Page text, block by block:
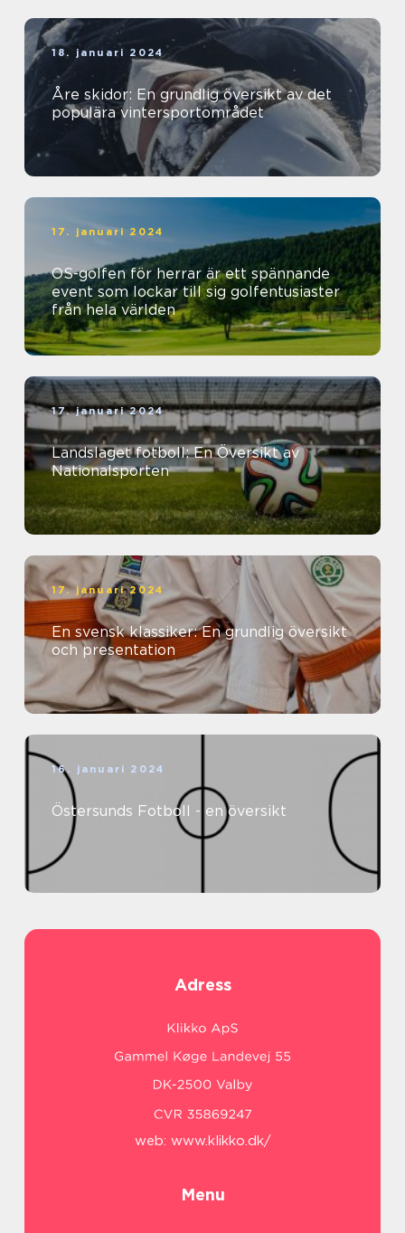
18. januari 2024
Åre skidor: En grundlig översikt av det
populära vintersportområdet
17. januari 2024
OS-golfen för herrar är ett spännande
event som lockar till sig golfentusiaster
från hela världen
17. januari 2024
Landslaget fotboll: En Översikt av
Nationalsporten
17. januari 2024
En svensk klassiker: En grundlig översikt
och presentation
16. januari 2024
Östersunds Fotboll - en översikt
Adress
web: www.klikko.dk/
Menu